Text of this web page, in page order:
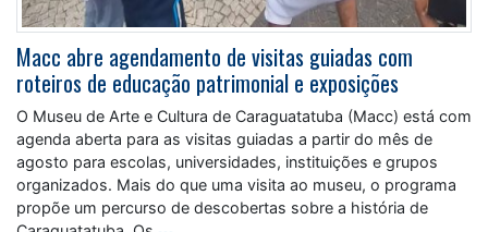
Macc abre agendamento de visitas guiadas com
roteiros de educação patrimonial e exposições
O Museu de Arte e Cultura de Caraguatatuba (Macc) está com
agenda aberta para as visitas guiadas a partir do mês de
agosto para escolas, universidades, instituições e grupos
organizados. Mais do que uma visita ao museu, o programa
propõe um percurso de descobertas sobre a história de